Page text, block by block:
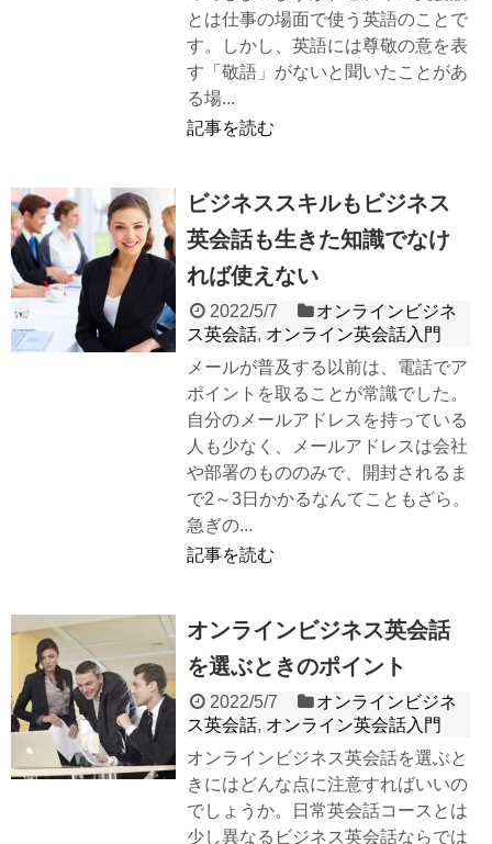
とは仕事の場面で使う英語のことで
す。しかし、英語には尊敬の意を表
す「敬語」がないと聞いたことがあ
る場...
記事を読む
ビジネススキルもビジネス
英会話も生きた知識でなけ
れば使えない
2022/5/7
オンラインビジネ
ス英会話, オンライン英会話入門
メールが普及する以前は、電話でア
ポイントを取ることが常識でした。
自分のメールアドレスを持っている
人も少なく、メールアドレスは会社
や部署のもののみで、開封されるま
で2～3日かかるなんてこともざら。
急ぎの...
記事を読む
オンラインビジネス英会話
を選ぶときのポイント
2022/5/7
オンラインビジネ
ス英会話, オンライン英会話入門
オンラインビジネス英会話を選ぶと
きにはどんな点に注意すればいいの
でしょうか。日常英会話コースとは
少し異なるビジネス英会話ならでは